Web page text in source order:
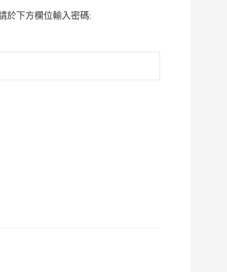
於下方欄位輸入密碼: